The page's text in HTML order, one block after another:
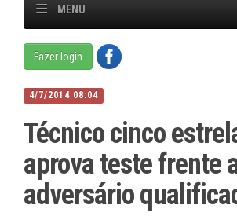
MENU
Fazer login
4/7/2014 08:04
Técnico cinco
aprova teste frente
adversário